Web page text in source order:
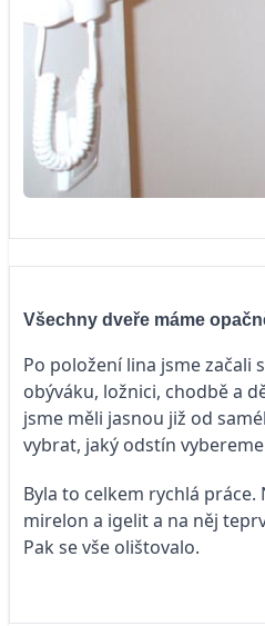
Všechny dveře máme
Po položení lina jsme
obýváku, ložnici, chodbě a
jsme měli jasnou již od
vybrat, jaký odstín
Byla to celkem rychlá
mirelon a igelit a na něj
Pak se vše olištovalo.